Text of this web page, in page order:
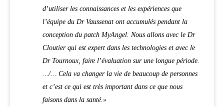
d’utiliser les connaissances et les expériences que
l’équipe du Dr Vaussenat ont accumulés pendant la
conception du patch MyAngel. Nous allons avec le Dr
Cloutier qui est expert dans les technologies et avec le
Dr Tournoux, faire l’évaluation sur une longue période.
…/… Cela va changer la vie de beaucoup de personnes
et c’est ce qui est très important dans ce que nous
faisons dans la santé.»